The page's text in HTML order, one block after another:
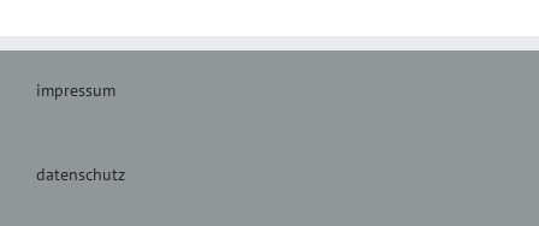
impressum
datenschutz